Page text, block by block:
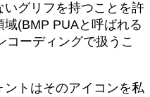
グリフを持つことを許
(BMP PUAと呼ばれる
コーディングで扱うこ
トはそのアイコンを私